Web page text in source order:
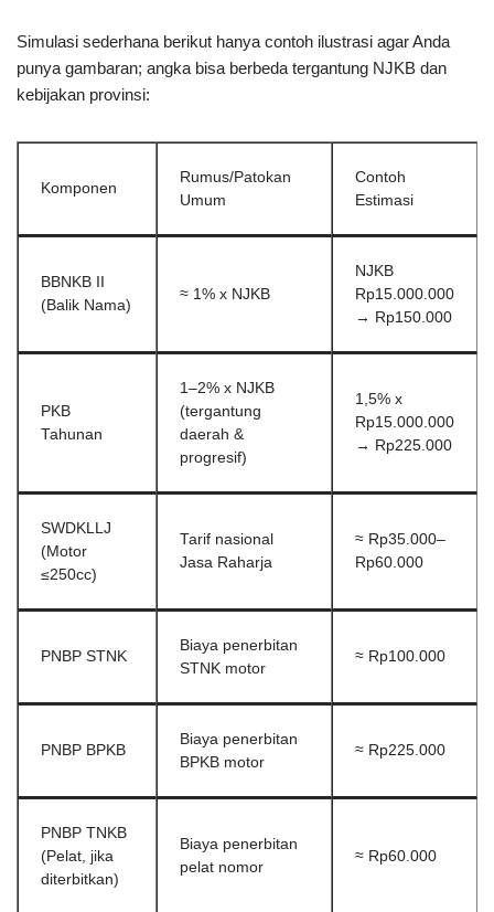
Simulasi sederhana berikut hanya contoh ilustrasi agar Anda
punya gambaran; angka bisa berbeda tergantung NJKB dan
kebijakan provinsi:
Komponen
Rumus/Patokan
Umum
Contoh
Estimasi
BBNKB II
(Balik Nama)
≈ 1% x NJKB
NJKB
Rp15.000.000
→ Rp150.000
PKB
Tahunan
1–2% x NJKB
(tergantung
daerah &
progresif)
1,5% x
Rp15.000.000
→ Rp225.000
SWDKLLJ
(Motor
≤250cc)
Tarif nasional
Jasa Raharja
≈ Rp35.000–
Rp60.000
PNBP STNK
Biaya penerbitan
STNK motor
≈ Rp100.000
PNBP BPKB
Biaya penerbitan
BPKB motor
≈ Rp225.000
PNBP TNKB
(Pelat, jika
diterbitkan)
Biaya penerbitan
pelat nomor
≈ Rp60.000